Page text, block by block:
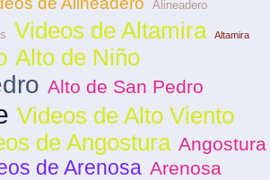
Alineadero
Videos de Altamira Altamira
Alto de Niño
Alto de San Pedro
Videos de Alto Viento
de Angostura Angostura
de Arenosa Arenosa